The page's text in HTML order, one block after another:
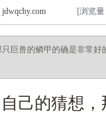
[浏览
巨兽的鳞甲的确是非常
己的猜想